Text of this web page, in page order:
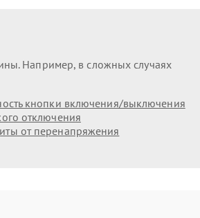
Например, в сложных случаях
кнопки включения/выключения
отключения
от перенапряжения